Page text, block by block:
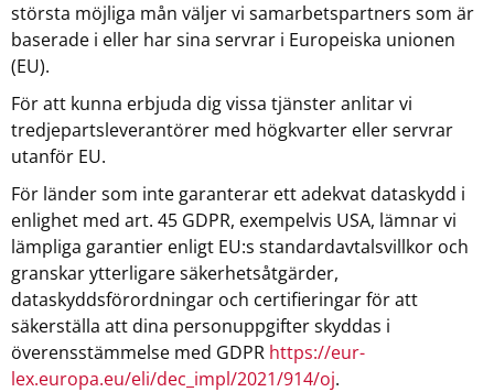
största möjliga mån väljer vi samarbetspartners som är
baserade i eller har sina servrar i Europeiska unionen
(EU).
För att kunna erbjuda dig vissa tjänster anlitar vi
tredjepartsleverantörer med högkvarter eller servrar
utanför EU.
För länder som inte garanterar ett adekvat dataskydd i
enlighet med art. 45 GDPR, exempelvis USA, lämnar vi
lämpliga garantier enligt EU:s standardavtalsvillkor och
granskar ytterligare säkerhetsåtgärder,
dataskyddsförordningar och certifieringar för att
säkerställa att dina personuppgifter skyddas i
överensstämmelse med GDPR https://eur-
lex.europa.eu/eli/dec_impl/2021/914/oj.